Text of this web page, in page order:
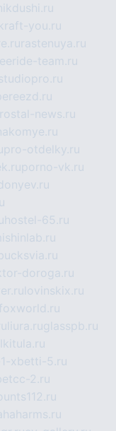
kraft-you.ru
rastenuya.ru
team.ru
news.ru
pro-otdelky.ru
porno-vk.ru
hostel-65.ru
doroga.ru
lovinskix.ru
liura.ruglasspb.ru
xbetti-5.ru
2.ru